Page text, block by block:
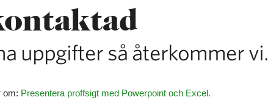
uppgifter så återkommer vi.
om: Presentera proffsigt med Powerpoint och Excel.